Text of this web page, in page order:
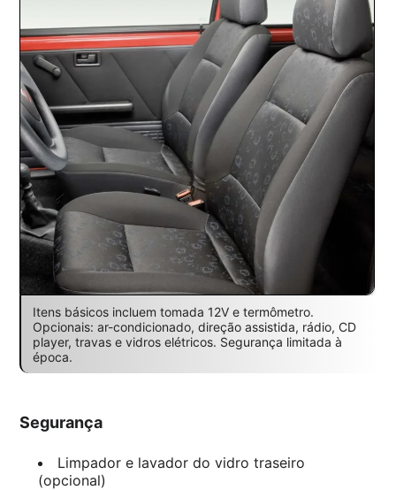
Itens básicos incluem tomada 12V e termômetro.
Opcionais: ar-condicionado, direção assistida, rádio, CD
player, travas e vidros elétricos. Segurança limitada à
época.
Segurança
Limpador e lavador do vidro traseiro
(opcional)